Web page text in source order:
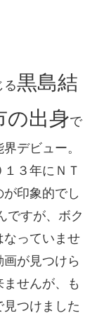
る黒島結
の出身で
デビュー。
３年にＮＴ
印象的でし
ですが、ボク
なっていませ
が見つけら
せんが、も
つけました